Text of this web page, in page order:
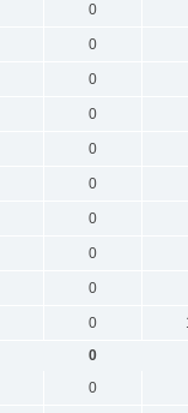
0
0
0
0
0
0
0
0
0
0
0
0